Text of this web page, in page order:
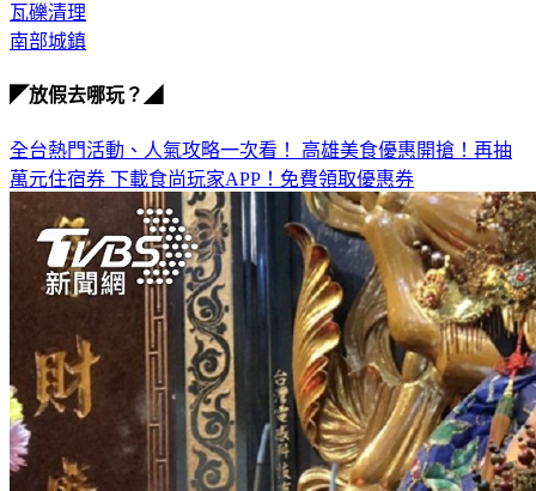
南部城鎮
萬元住宿券下載食尚玩家APP！免費領取優惠券